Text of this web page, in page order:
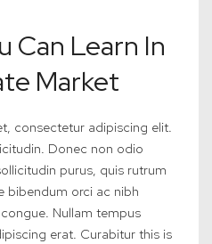
Can Learn In
Market
consectetur adipiscing elit.
Donec non odio
purus, quis rutrum
bibendum orci ac nibh
Nullam tempus
erat. Curabitur this is